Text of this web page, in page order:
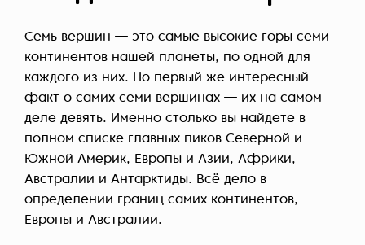
Семь вершин — это самые высокие горы семи
континентов нашей планеты, по одной для
каждого из них. Но первый же интересный
факт о самих семи вершинах — их на самом
деле девять. Именно столько вы найдете в
полном списке главных пиков Северной и
Южной Америк, Европы и Азии, Африки,
Австралии и Антарктиды. Всё дело в
определении границ самих континентов,
Европы и Австралии.